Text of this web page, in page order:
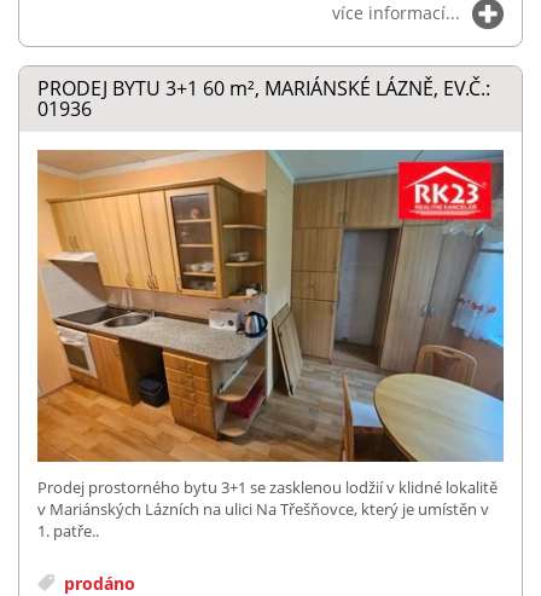
více informací...
PRODEJ BYTU 3+1 60 m², MARIÁNSKÉ LÁZNĚ, EV.Č.:
01936
Prodej prostorného bytu 3+1 se zasklenou lodžií v klidné lokalitě
v Mariánských Lázních na ulici Na Třešňovce, který je umístěn v
1. patře..
prodáno